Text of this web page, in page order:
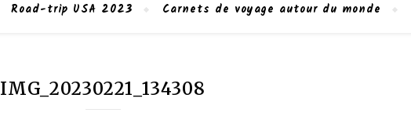
Road-trip USA 2023 Carnets de voyage autour du monde
IMG_20230221_134308